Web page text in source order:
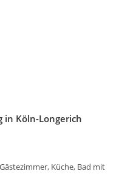
in Köln-Longerich
Küche, Bad mit